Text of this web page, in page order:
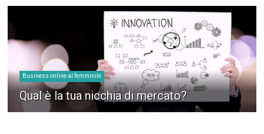
Business online al femminile
Qual è la tua nicchia di mercato?